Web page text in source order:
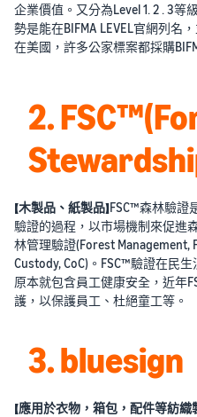
企業價值。又分為Level 1. 2 . 3等
勢是能在BIFMA LEVEL官網列名
在美國，許多公家標案都採購
2.
【木製品、紙製品】FSC™森林驗證
驗證的過程，以市場機制來促進
林管理驗證(Forest Management,
Custody, CoC)。FSC™驗證在民
原本就包含員工健康安全，近年
護，以保護員工、杜絕童工等。
3. bluesign
【應用於衣物，箱包，配件等紡織